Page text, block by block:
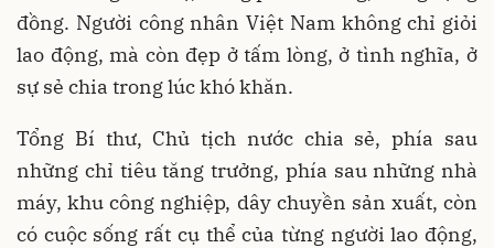
đồng. Người công nhân Việt Nam không chỉ giỏi
lao động, mà còn đẹp ở tấm lòng, ở tình nghĩa, ở
sự sẻ chia trong lúc khó khăn.
Tổng Bí thư, Chủ tịch nước chia sẻ, phía sau
những chỉ tiêu tăng trưởng, phía sau những nhà
máy, khu công nghiệp, dây chuyền sản xuất, còn
có cuộc sống rất cụ thể của từng người lao động,